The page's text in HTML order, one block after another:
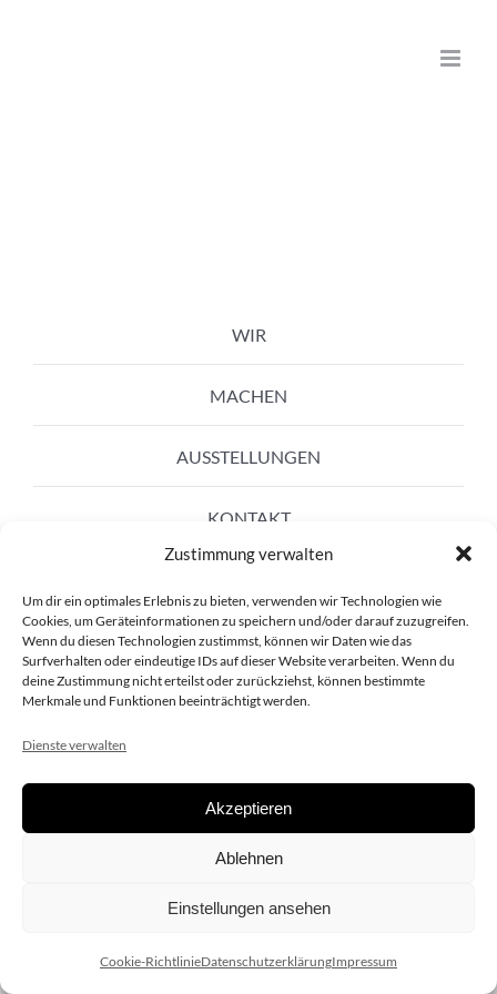
Zustimmung verwalten
Um dir ein optimales Erlebnis zu bieten, verwenden wir Technologien wie
Cookies, um Geräteinformationen zu speichern und/oder darauf zuzugreifen.
Wenn du diesen Technologien zustimmst, können wir Daten wie das
Surfverhalten oder eindeutige IDs auf dieser Website verarbeiten. Wenn du
deine Zustimmung nicht erteilst oder zurückziehst, können bestimmte
Merkmale und Funktionen beeinträchtigt werden.
Dienste verwalten
Akzeptieren
Ablehnen
Einstellungen ansehen
Cookie-RichtlinieDatenschutzerklärungImpressum
WIR
MACHEN
AUSSTELLUNGEN
KONTAKT
Copyright 2020 dieSCHAUsteller.at |Datenschützerklärung|
| Design:www.ARGEntur.at